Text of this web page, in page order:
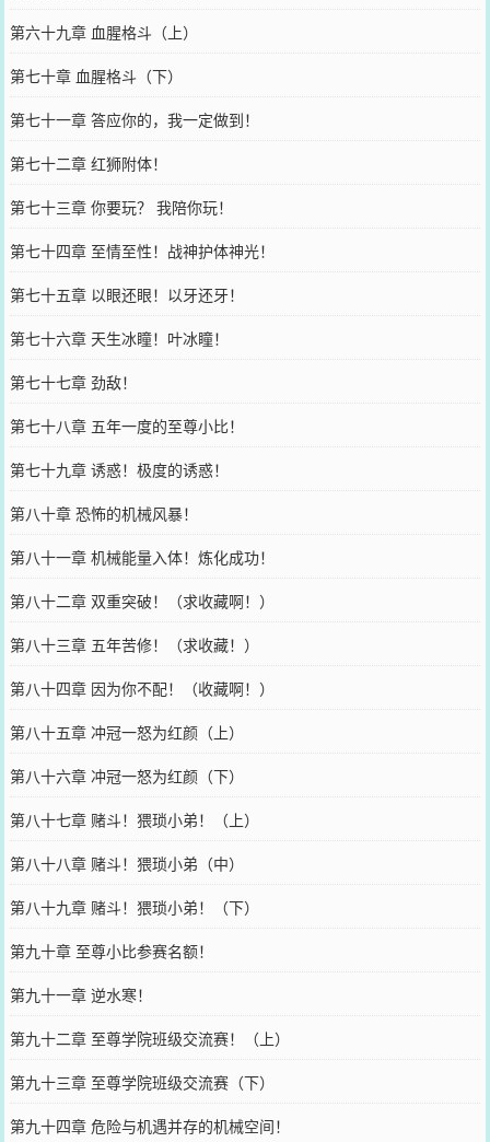
第六十九章 血腥格斗（上）
第七十章 血腥格斗（下）
第七十一章 答应你的，我一定做到！
第七十二章 红狮附体！
第七十三章 你要玩？ 我陪你玩！
第七十四章 至情至性！战神护体神光！
第七十五章 以眼还眼！以牙还牙！
第七十六章 天生冰瞳！叶冰瞳！
第七十七章 劲敌！
第七十八章 五年一度的至尊小比！
第七十九章 诱惑！极度的诱惑！
第八十章 恐怖的机械风暴！
第八十一章 机械能量入体！炼化成功！
第八十二章 双重突破！（求收藏啊！）
第八十三章 五年苦修！（求收藏！）
第八十四章 因为你不配！（收藏啊！）
第八十五章 冲冠一怒为红颜（上）
第八十六章 冲冠一怒为红颜（下）
第八十七章 赌斗！猥琐小弟！（上）
第八十八章 赌斗！猥琐小弟（中）
第八十九章 赌斗！猥琐小弟！（下）
第九十章 至尊小比参赛名额！
第九十一章 逆水寒！
第九十二章 至尊学院班级交流赛！（上）
第九十三章 至尊学院班级交流赛（下）
第九十四章 危险与机遇并存的机械空间！